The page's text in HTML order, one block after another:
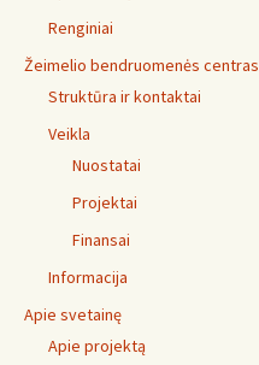
Renginiai
Žeimelio bendruomenės centras
Struktūra ir kontaktai
Veikla
Nuostatai
Projektai
Finansai
Informacija
Apie svetainę
Apie projektą